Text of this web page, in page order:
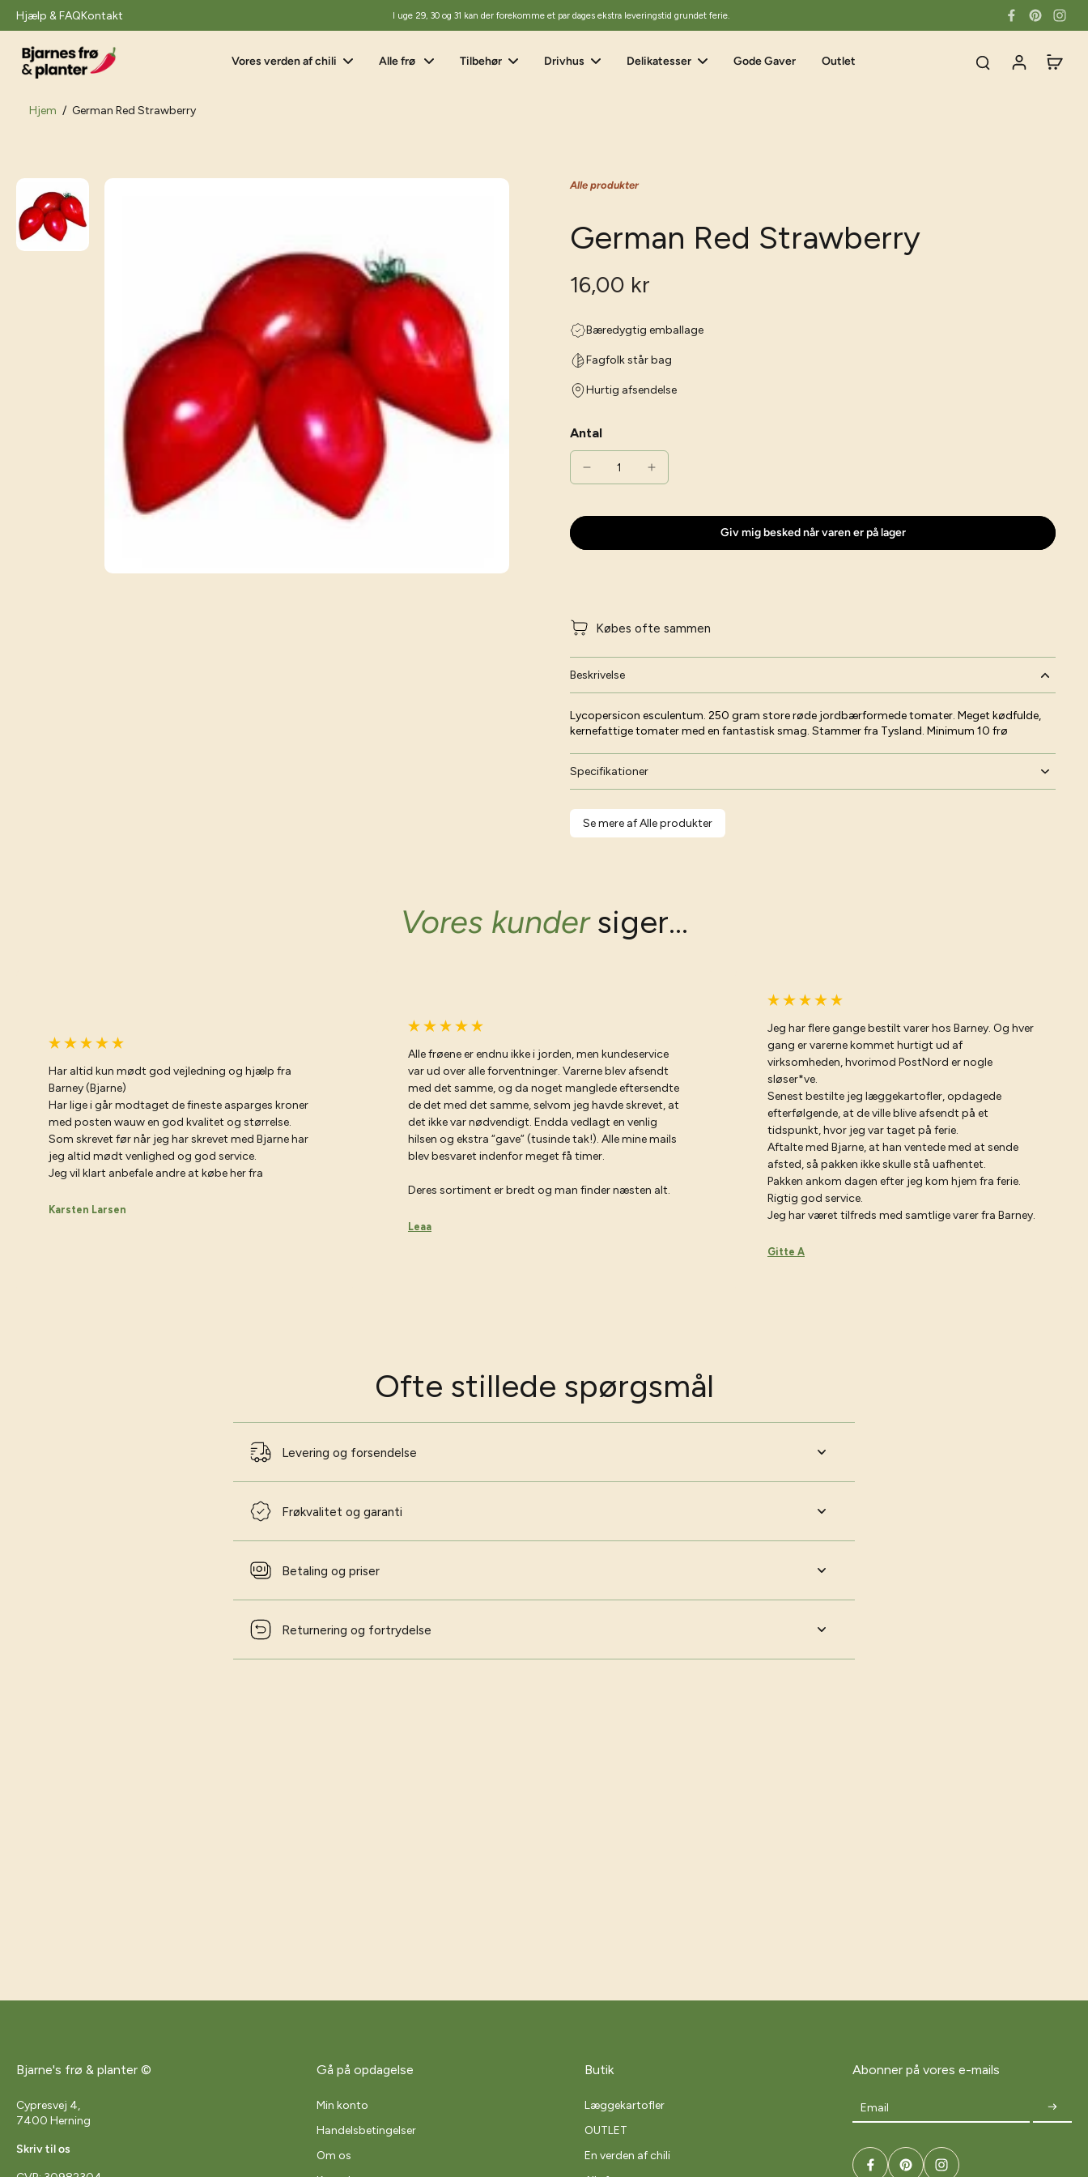
Hjælp & FAQKontakt I uge 29, 30 og 31 kan der forekomme et par dages ekstra leveringstid grundet ferie.
Vores verden af chili Alle frø Tilbehør Drivhus Delikatesser Gode Gaver Outlet
Hjem / German Red Strawberry
Gå
til
produktoplysninger
Alle produkter
German Red Strawberry
16,00 kr
Bæredygtig emballage
Fagfolk står bag
Hurtig afsendelse
Antal
Giv mig besked når varen er på lager
Købes ofte sammen
Beskrivelse
Lycopersicon esculentum. 250 gram store røde jordbærformede tomater. Meget kødfulde,
kernefattige tomater med en fantastisk smag. Stammer fra Tysland. Minimum 10 frø
Specifikationer
Se mere af Alle produkter
Vores kundersiger...
Har altid kun mødt god vejledning og hjælp fra
Barney (Bjarne)
Har lige i går modtaget de fineste asparges kroner
med posten wauw en god kvalitet og størrelse.
Som skrevet før når jeg har skrevet med Bjarne har
jeg altid mødt venlighed og god service.
Jeg vil klart anbefale andre at købe her fra
Karsten Larsen
Alle frøene er endnu ikke i jorden, men kundeservice
var ud over alle forventninger. Varerne blev afsendt
med det samme, og da noget manglede eftersendte
de det med det samme, selvom jeg havde skrevet, at
det ikke var nødvendigt. Endda vedlagt en venlig
hilsen og ekstra “gave” (tusinde tak!). Alle mine mails
blev besvaret indenfor meget få timer.
Deres sortiment er bredt og man finder næsten alt.
Leaa
Jeg har flere gange bestilt varer hos Barney. Og hver
gang er varerne kommet hurtigt ud af
virksomheden, hvorimod PostNord er nogle
sløser*ve.
Senest bestilte jeg læggekartofler, opdagede
efterfølgende, at de ville blive afsendt på et
tidspunkt, hvor jeg var taget på ferie.
Aftalte med Bjarne, at han ventede med at sende
afsted, så pakken ikke skulle stå uafhentet.
Pakken ankom dagen efter jeg kom hjem fra ferie.
Rigtig god service.
Jeg har været tilfreds med samtlige varer fra Barney.
Gitte A
Ofte stillede spørgsmål
Levering og forsendelse
Frøkvalitet og garanti
Betaling og priser
Returnering og fortrydelse
Bjarne's frø & planter ©
Cypresvej 4,
7400 Herning
Skriv til os
Gå på opdagelse
Min konto
Handelsbetingelser
Om os
Butik
Læggekartofler
OUTLET
En verden af chili
Abonner på vores e-mails
Email